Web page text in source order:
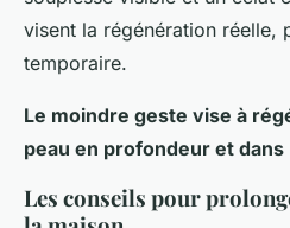
visent la régénération réelle,
temporaire.
Le moindre geste vise à
peau en profondeur et dans
Les conseils pour